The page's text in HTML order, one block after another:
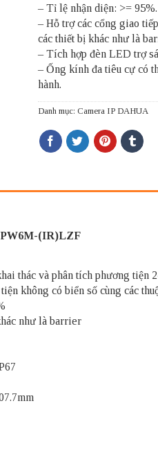
– Tỉ lệ nhận diện: >= 95%.
– Hỗ trợ các cổng giao
các thiết bị khác như là
– Tích hợp đèn LED trợ
– Ống kính đa tiêu cự có
hành.
Danh mục: Camera IP DAHUA
PW6M-(IR)LZF
thác và phân tích phương tiện
không có biển số cùng các
như là barrier